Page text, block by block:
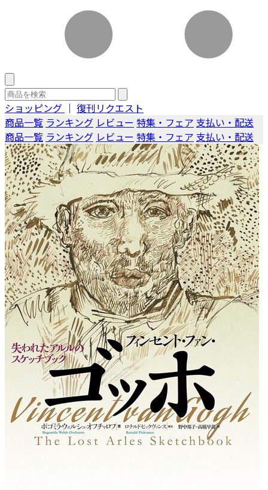
ショッピング ｜ 復刊リクエスト
商品一覧 ランキング レビュー 特集・フェア 支払い・配送
商品一覧 ランキング レビュー 特集・フェア 支払い・配送